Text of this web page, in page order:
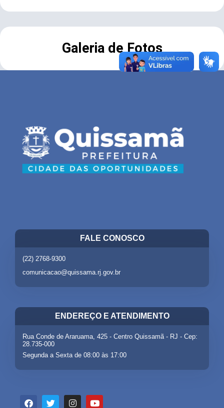
Galeria de Fotos
FALE CONOSCO
(22) 2768-9300
comunicacao@quissama.rj.gov.br
ENDEREÇO E ATENDIMENTO
Rua Conde de Araruama, 425 - Centro Quissamã - RJ - Cep:
28.735-000
Segunda a Sexta de 08:00 às 17:00